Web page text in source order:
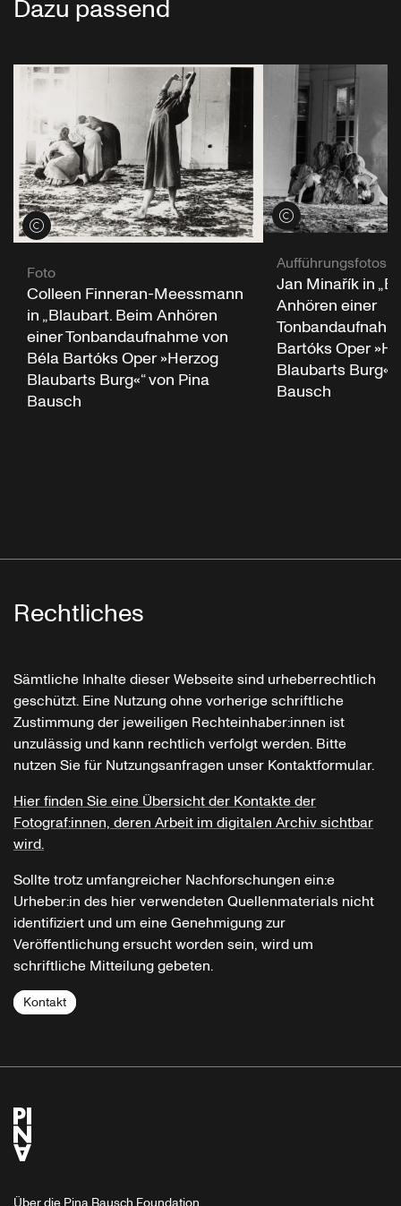
Dazu passend
Credits öffnen
Foto
Colleen Finneran-Meessmann
in „Blaubart. Beim Anhören
einer Tonbandaufnahme von
Béla Bartóks Oper »Herzog
Blaubarts Burg«“ von Pina
Bausch
Credits öffnen
Aufführungsfotos
Jan Minařík in
Anhören einer
Bartóks Oper
Blaubarts Burg«“
Bausch
Rechtliches
Sämtliche Inhalte dieser Webseite sind urheberrechtlich
geschützt. Eine Nutzung ohne vorherige schriftliche
Zustimmung der jeweiligen Rechteinhaber:innen ist
unzulässig und kann rechtlich verfolgt werden. Bitte
nutzen Sie für Nutzungsanfragen unser Kontaktformular.
Hier finden Sie eine Übersicht der Kontakte der
Fotograf:innen, deren Arbeit im digitalen Archiv sichtbar
wird.
Sollte trotz umfangreicher Nachforschungen ein:e
Urheber:in des hier verwendeten Quellenmaterials nicht
identifiziert und um eine Genehmigung zur
Veröffentlichung ersucht worden sein, wird um
schriftliche Mitteilung gebeten.
Kontakt